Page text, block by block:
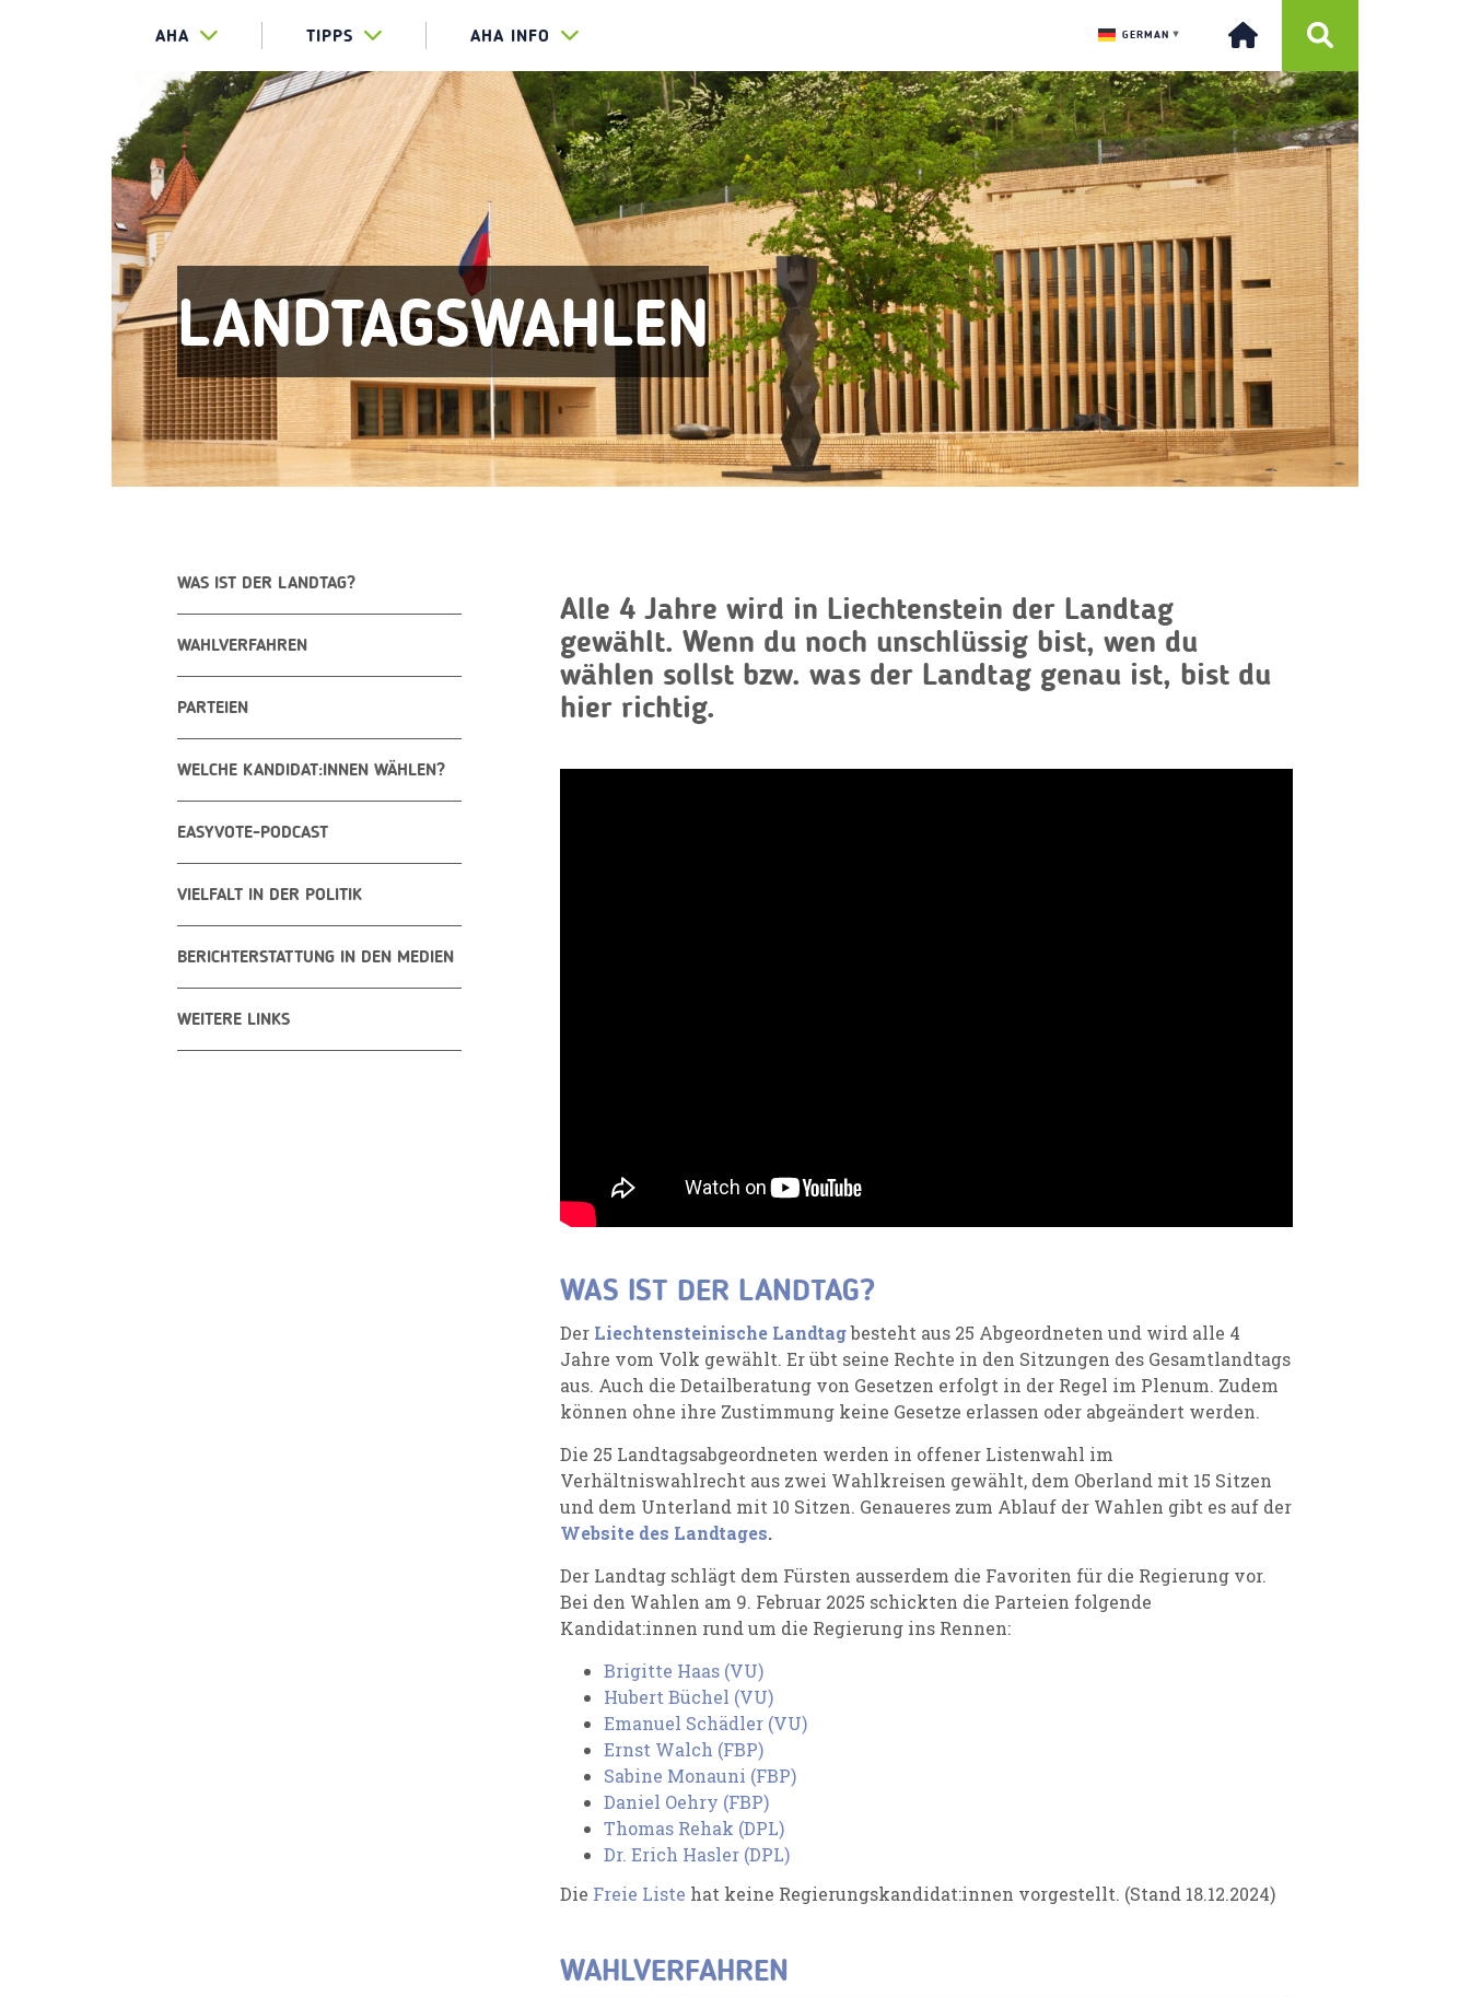
AHA TIPPS AHA INFO GERMAN ▼
LANDTAGSWAHLEN
WAS IST DER LANDTAG?
WAHLVERFAHREN
PARTEIEN
WELCHE KANDIDAT:INNEN WÄHLEN?
EASYVOTE-PODCAST
VIELFALT IN DER POLITIK
BERICHTERSTATTUNG IN DEN MEDIEN
WEITERE LINKS
Alle 4 Jahre wird in Liechtenstein der Landtag
gewählt. Wenn du noch unschlüssig bist, wen du
wählen sollst bzw. was der Landtag genau ist, bist du
hier richtig.
WAS IST DER LANDTAG?
Der Liechtensteinische Landtagbesteht aus 25 Abgeordneten und wird alle 4
Jahre vom Volk gewählt. Er übt seine Rechte in den Sitzungen des Gesamtlandtags
aus. Auch die Detailberatung von Gesetzen erfolgt in der Regel im Plenum. Zudem
können ohne ihre Zustimmung keine Gesetze erlassen oder abgeändert werden.
Die 25 Landtagsabgeordneten werden in offener Listenwahl im
Verhältniswahlrecht aus zwei Wahlkreisen gewählt, dem Oberland mit 15 Sitzen
und dem Unterland mit 10 Sitzen. Genaueres zum Ablauf der Wahlen gibt es auf der
Website des Landtages.
Der Landtag schlägt dem Fürsten ausserdem die Favoriten für die Regierung vor.
Bei den Wahlen am 9. Februar 2025 schickten die Parteien folgende
Kandidat:innen rund um die Regierung ins Rennen:
Brigitte Haas (VU)
Hubert Büchel (VU)
Emanuel Schädler (VU)
Ernst Walch (FBP)
Sabine Monauni (FBP)
Daniel Oehry (FBP)
Thomas Rehak (DPL)
Dr. Erich Hasler (DPL)
Die Freie Liste hat keine Regierungskandidat:innen vorgestellt. (Stand 18.12.2024)
WAHLVERFAHREN